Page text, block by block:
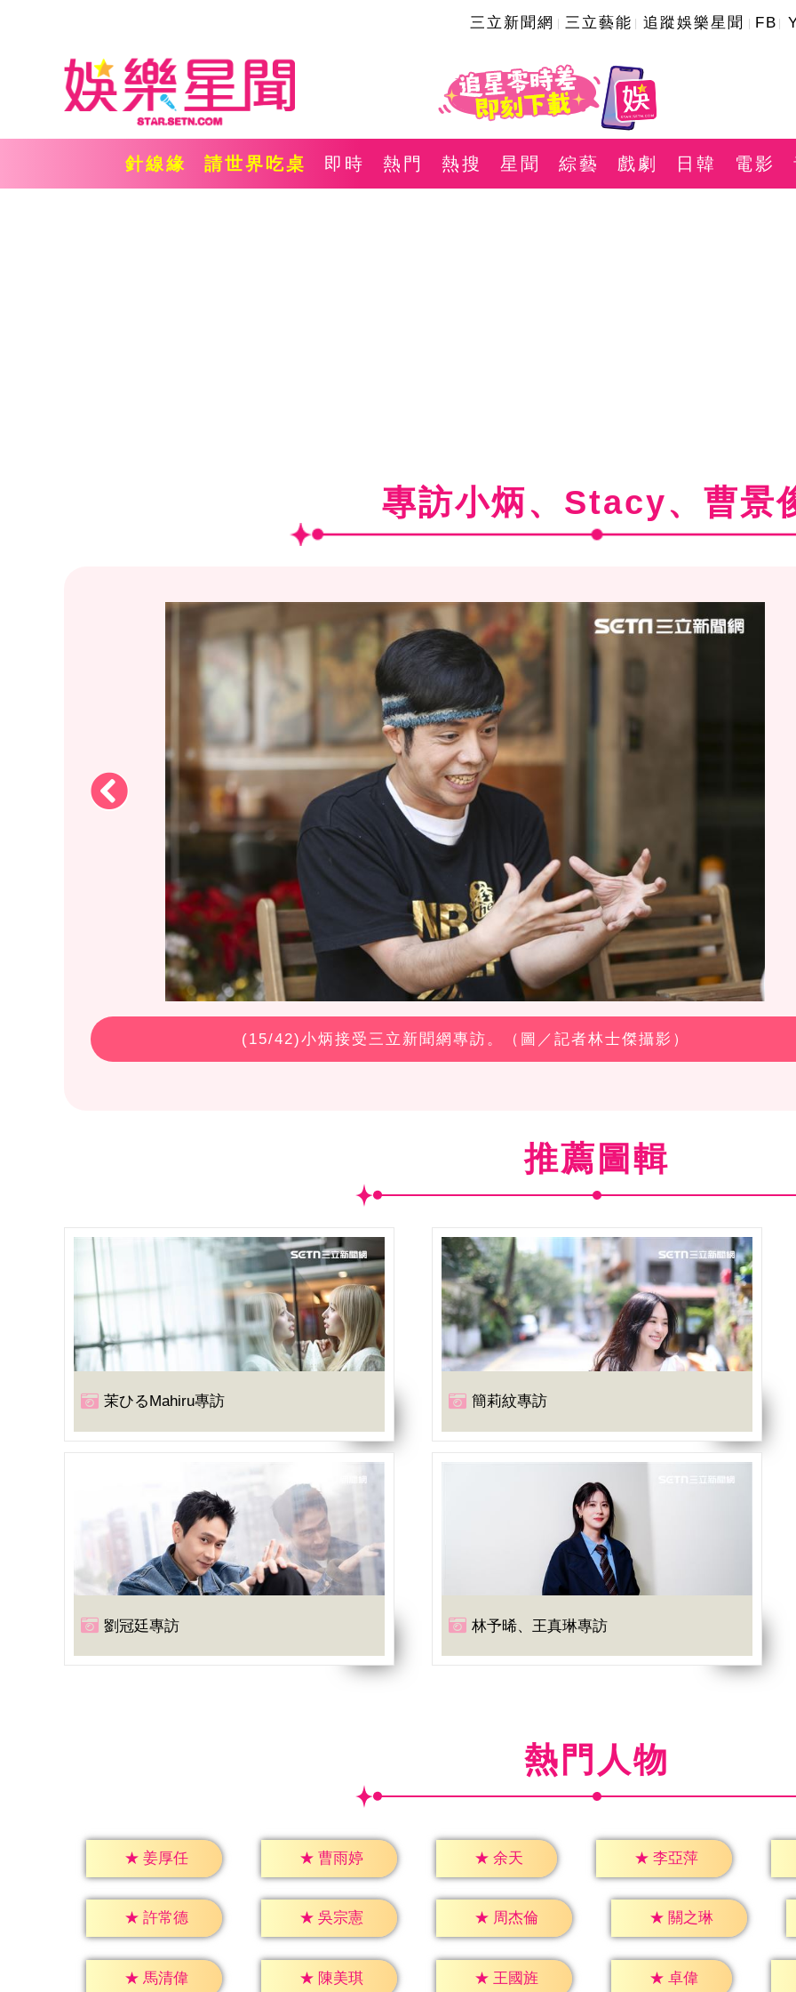
三立新聞網 三立藝能 追蹤娛樂星聞 FB
針線緣 請世界吃桌 即時 熱門 熱搜 星聞 綜藝 戲劇 日韓 電影
專訪小炳、Stacy、曹景
(15/42)小炳接受三立新聞網專訪。（圖／記者林士傑攝影）
推薦圖輯
茉ひるMahiru專訪 簡莉紋專訪
劉冠廷專訪 林予晞、王真琳專訪
熱門人物
★ 姜厚任 ★ 曹雨婷 ★ 余天 ★ 李亞萍
★ 許常德 ★ 吳宗憲 ★ 周杰倫 ★ 關之琳
★ 馬清偉 ★ 陳美琪 ★ 王國旌 ★ 卓偉